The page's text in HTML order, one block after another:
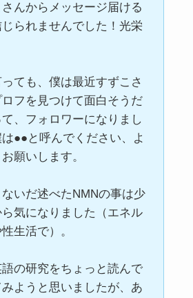
んからメッセージ届ける
られませんでした！光栄
ても、僕は最近すずこさ
フを見つけて面白そうだ
て、フォロワーになりまし
●●と呼んでください、よ
願いします。
いだ述べたNMNの事は少
ら気になりました（エネル
生活で）。
の研究をちょっと読んで
ようと思いましたが、あ